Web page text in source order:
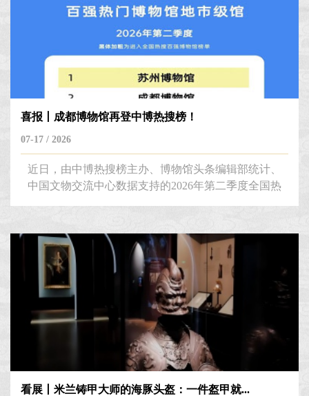
的凤鸟纹；从汉代画像石上朴拙的白鹭和家禽，到唐
喜报丨成都博物馆再登中博热搜榜！
07-17 / 2026
近日，由中博热搜榜主办、博物馆头条编辑部统计、
中国文物交流中心数据支持的2026年第二季度全国热
百强榜”第11位。——编者按2026年第二季度百强热
门地级市博物馆
看展丨米兰铸甲大师的海豚头盔：一件盔甲就...